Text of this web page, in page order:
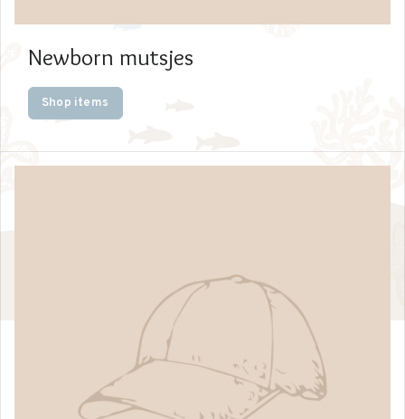
Newborn mutsjes
Shop items